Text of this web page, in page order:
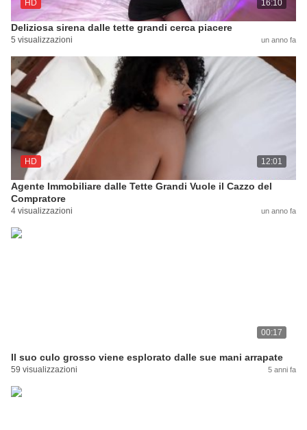
HD 16:10
Deliziosa sirena dalle tette grandi cerca piacere
5 visualizzazioni un anno fa
HD 12:01
Agente Immobiliare dalle Tette Grandi Vuole il Cazzo del
Compratore
4 visualizzazioni un anno fa
00:17
Il suo culo grosso viene esplorato dalle sue mani arrapate
59 visualizzazioni 5 anni fa